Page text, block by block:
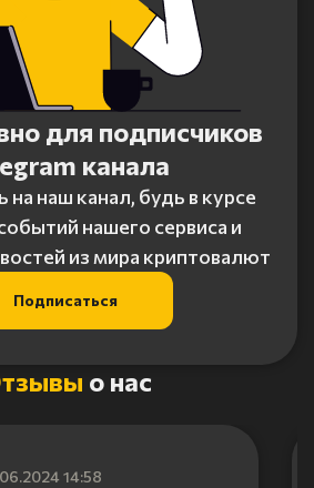
для подписчиков
канала
наш канал, будь в курсе
нашего сервиса и
из мира криптовалют
Подписаться
о нас
14:58